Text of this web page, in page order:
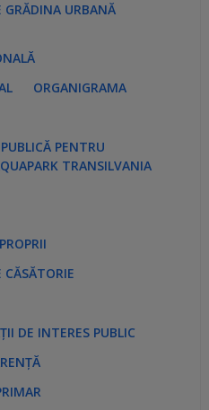
GRĂDINA URBANĂ
ORGANIGRAMA
PENTRU
TRANSILVANIA
CĂSĂTORIE
DE INTERES PUBLIC